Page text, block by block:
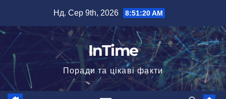
вмісту
Нд. Сер 9th, 2026 8:51:22 AM
InTime
Поради та цікаві факти